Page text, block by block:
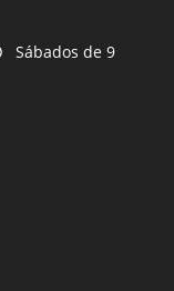
Sábados de 9